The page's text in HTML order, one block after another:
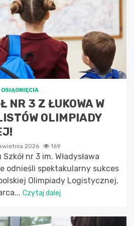
OSIĄGNIĘCIA
NR 3 Z ŁUKOWA W
OLIMPIADY
2026 169
nr 3 im. Władysława
odnieśli spektakularny sukces
Olimpiady Logistycznej,
Czytaj dalej